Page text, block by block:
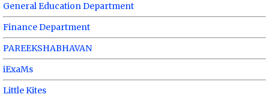
General Education Department
Finance Department
PAREEKSHABHAVAN
iExaMs
Little Kites